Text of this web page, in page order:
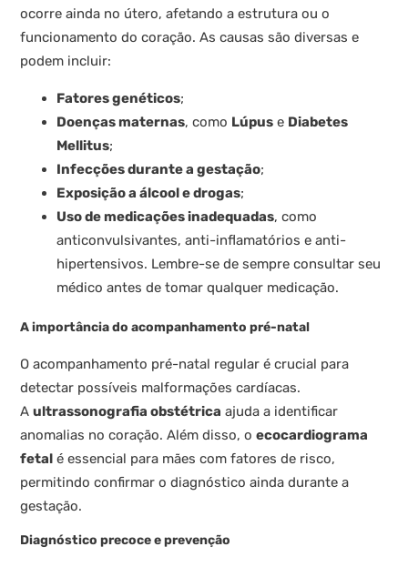
ocorre ainda no útero, afetando a estrutura ou o
funcionamento do coração. As causas são diversas e
podem incluir:
Fatores genéticos;
Doenças maternas, como Lúpus e Diabetes
Mellitus;
Infecções durante a gestação;
Exposição a álcool e drogas;
Uso de medicações inadequadas, como
anticonvulsivantes, anti-inflamatórios e anti-
hipertensivos. Lembre-se de sempre consultar seu
médico antes de tomar qualquer medicação.
A importância do acompanhamento pré-natal
O acompanhamento pré-natal regular é crucial para
detectar possíveis malformações cardíacas.
Aultrassonografia obstétrica ajuda a identificar
anomalias no coração. Além disso, oecocardiograma
fetal é essencial para mães com fatores de risco,
permitindo confirmar o diagnóstico ainda durante a
gestação.
Diagnóstico precoce e prevenção